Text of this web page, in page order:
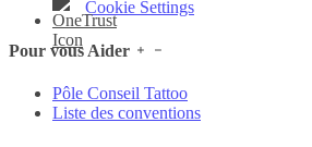
Cookie Settings
Pour vous Aider
Pôle Conseil Tattoo
Liste des conventions